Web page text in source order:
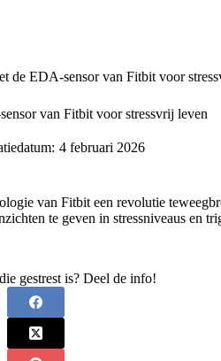
de EDA-sensor van Fitbit voor
van Fitbit voor stressvrij leven
4 februari 2026
van Fitbit een revolutie
te geven in stressniveaus en
gestrest is? Deel de info!